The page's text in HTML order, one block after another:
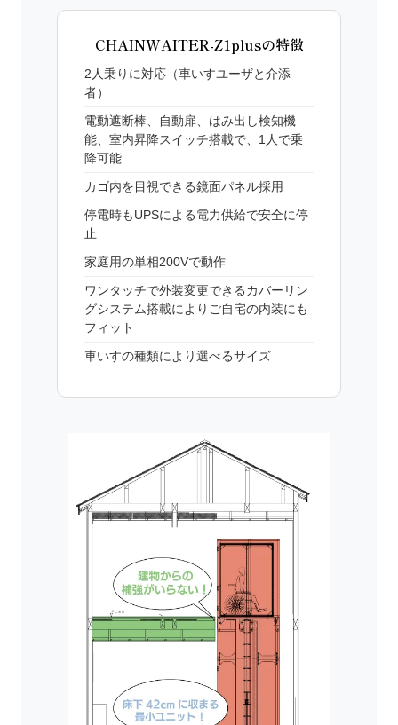
CHAINWAITER-Z1plusの特徴
2人乗りに対応（車いすユーザと介添
者）
電動遮断棒、自動扉、はみ出し検知機
能、室内昇降スイッチ搭載で、1人で乗
降可能
カゴ内を目視できる鏡面パネル採用
停電時もUPSによる電力供給で安全に停
止
家庭用の単相200Vで動作
ワンタッチで外装変更できるカバーリン
グシステム搭載によりご自宅の内装にも
フィット
車いすの種類により選べるサイズ